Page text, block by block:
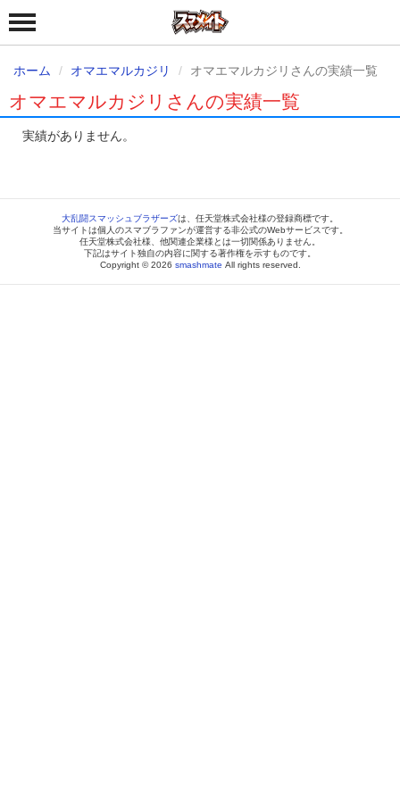
ホーム オマエマルカジリ オマエマルカジリさんの実績一覧
オマエマルカジリさんの実績一覧
実績がありません。
大乱闘スマッシュブラザーズは、任天堂株式会社様の登録商標です。
当サイトは個人のスマブラファンが運営する非公式のWebサービスです。
任天堂株式会社様、他関連企業様とは一切関係ありません。
下記はサイト独自の内容に関する著作権を示すものです。
Copyright © 2026 smashmate All rights reserved.